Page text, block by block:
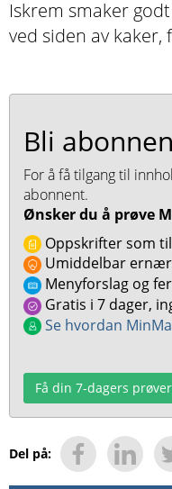
Iskrem smaker
ved siden av
Bli
For å få tilgang til
abonnent.
Ønsker du å prøve
Oppskrifter som
Umiddelbar
Menyforslag og
Gratis i 7 dager,
Se hvordan
Få din 7-dagers
Del på: